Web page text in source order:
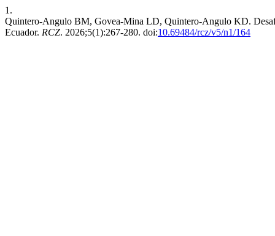
1.
Quintero-Angulo BM, Govea-Mina LD, Quintero-Angulo KD.
Ecuador. RCZ. 2026;5(1):267-280. doi:10.69484/rcz/v5/n1/164